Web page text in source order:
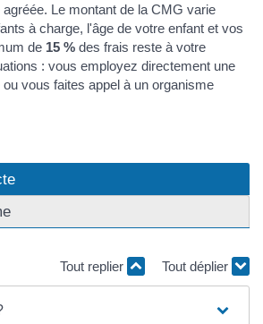
Le montant de la CMG varie
à charge, l'âge de votre enfant et vos
de 15 % des frais reste à votre
: vous employez directement une
vous faites appel à un organisme
Tout replier Tout déplier